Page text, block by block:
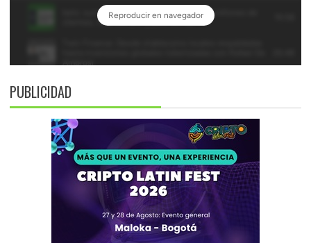
PUBLICIDAD